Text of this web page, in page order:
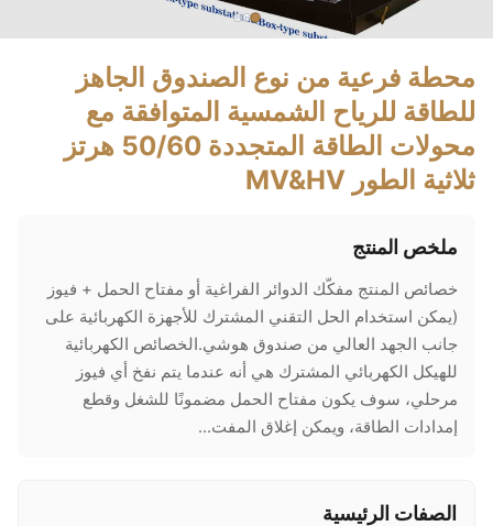
محطة فرعية من نوع الصندوق الجاهز
للطاقة للرياح الشمسية المتوافقة مع
محولات الطاقة المتجددة 50/60 هرتز
ثلاثية الطور MV&HV
ملخص المنتج
خصائص المنتج مفكّك الدوائر الفراغية أو مفتاح الحمل + فيوز
(يمكن استخدام الحل التقني المشترك للأجهزة الكهربائية على
جانب الجهد العالي من صندوق هوشي.الخصائص الكهربائية
للهيكل الكهربائي المشترك هي أنه عندما يتم نفخ أي فيوز
مرحلي، سوف يكون مفتاح الحمل مضمونًا للشغل وقطع
إمدادات الطاقة، ويمكن إغلاق المفت...
الصفات الرئيسية